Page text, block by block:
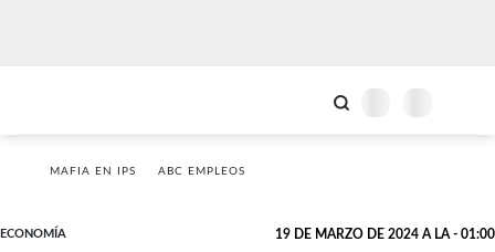
MAFIA EN IPS ABC EMPLEOS
ECONOMÍA 19 DE MARZO DE 2024 A LA - 01:00